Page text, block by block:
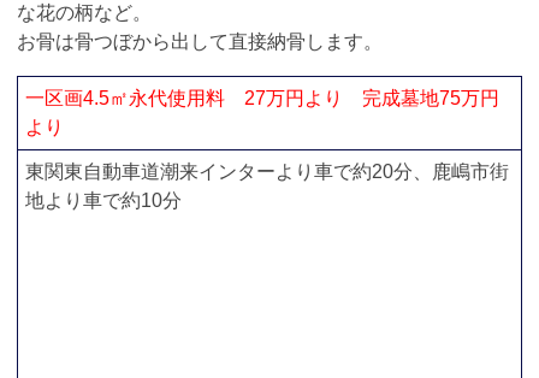
な花の柄など。
お骨は骨つぼから出して直接納骨します。
一区画4.5㎡永代使用料 27万円より 完成墓地75万円
より
東関東自動車道潮来インターより車で約20分、鹿嶋市街
地より車で約10分